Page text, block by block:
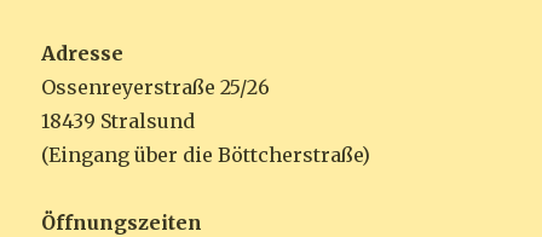
Adresse
Ossenreyerstraße 25/26
18439 Stralsund
(Eingang über die Böttcherstraße)
Öffnungszeiten